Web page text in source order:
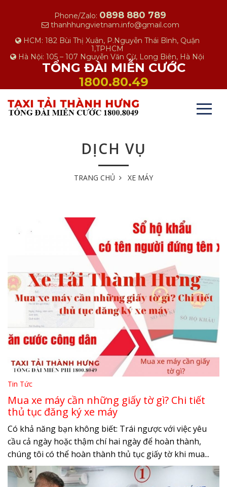
Phone/Zalo: 0898 880 789
thanhhungvietnam.info@gmail.com
HCM: 182 Bùi Thị Xuân, P.Nguyễn Thái Bình, Quận
1,TPHCM
Hà Nội: 105 – 107 Nguyễn Văn Cừ, Long Biên, Hà Nội
TỔNG ĐÀI MIỄN CƯỚC
1800.80.49
DỊCH VỤ
TRANG CHỦ XE MÁY
Tin Tức
Mua xe máy cần những giấy tờ gì? Chi tiết
thủ tục đăng ký xe máy
Có khả năng bạn không biết: Trái ngược với việc yêu
cầu cả ngày hoặc thậm chí hai ngày để hoàn thành,
chúng tôi có thể hoàn thành thủ tục giấy tờ khi mua...